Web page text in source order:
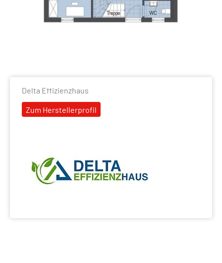
Delta Effizienzhaus
Zum Herstellerprofil